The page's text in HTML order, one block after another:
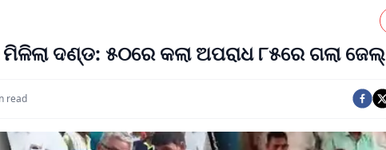
ଦଣ୍ଡ: ୫୦ରେ କଲା ଅପରାଧ ୮୫ରେ ଗଲା ଜେଲ୍
read